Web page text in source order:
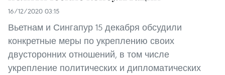
16/12/2020 03:15
Вьетнам и Сингапур 15 декабря обсудили
конкретные меры по укреплению своих
двусторонних отношений, в том числе
укрепление политических и дипломатических